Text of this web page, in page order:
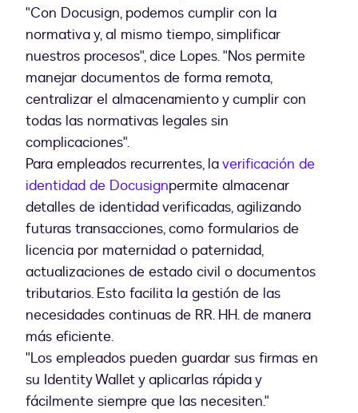
"Con Docusign, podemos cumplir con la
normativa y, al mismo tiempo, simplificar
nuestros procesos", dice Lopes. "Nos permite
manejar documentos de forma remota,
centralizar el almacenamiento y cumplir con
todas las normativas legales sin
complicaciones".
Para empleados recurrentes, laverificación de
identidad de Docusignpermite almacenar
detalles de identidad verificadas, agilizando
futuras transacciones, como formularios de
licencia por maternidad o paternidad,
actualizaciones de estado civil o documentos
tributarios. Esto facilita la gestión de las
necesidades continuas de RR. HH. de manera
más eficiente.
"Los empleados pueden guardar sus firmas en
su Identity Wallet y aplicarlas rápida y
fácilmente siempre que las necesiten."